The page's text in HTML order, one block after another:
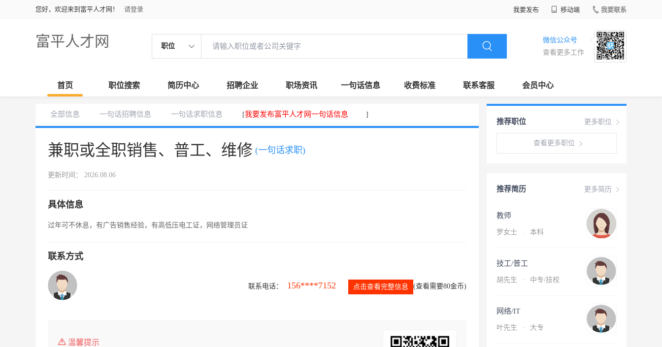
您好，欢迎来到富平人才网！ 请登录 我要发布 移动端 我要联系
富平人才网 职位
微信公众号
查看更多工作
首页 职位搜索 简历中心 招聘企业 职场资讯 一句话信息 收费标准 联系客服 会员中心
全部信息 一句话招聘信息 一句话求职信息 [我要发布富平人才网一句话信息 ]
兼职或全职销售、普工、维修 (一句话求职)
更新时间： 2026.08.06
具体信息
过年可不休息，有广告销售经验，有高低压电工证，网络管理员证
联系方式
联系电话： 156****7152 点击查看完整信息 (查看需要80金币)
温馨提示
更多职位
推荐职位
查看更多职位
更多简历
推荐简历
教师
罗女士 · 本科
技工/普工
胡先生 · 中专/技校
网络/IT
叶先生 · 大专